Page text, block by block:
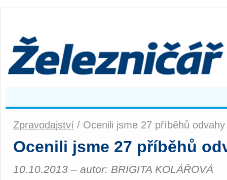
Zpravodajství / Ocenili jsme 27 příběhů
Ocenili jsme 27 příběhů
10.10.2013 – autor: BRIGITA KOLÁŘOVÁ